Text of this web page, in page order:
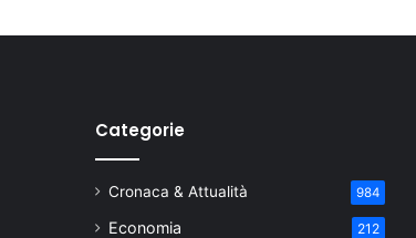
Categorie
Cronaca & Attualità 984
Economia 212